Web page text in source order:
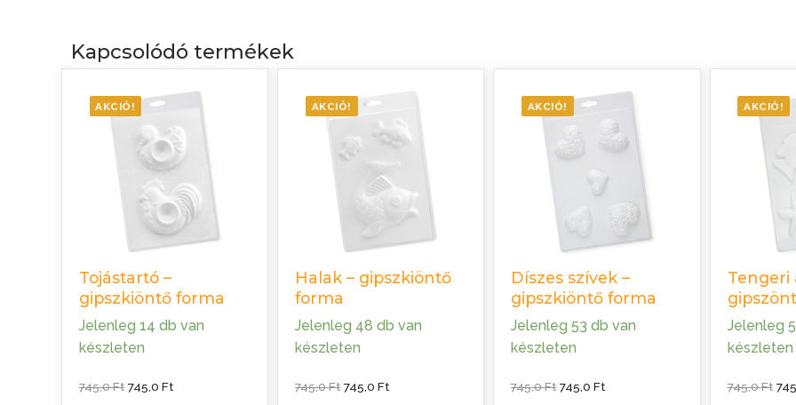
Kapcsolódó termékek
AKCIÓ!
Tojástartó –
gipszkiöntő forma
Jelenleg 14 db van
készleten
745,0Ft Original
price
745,0 FtCurrent
AKCIÓ!
Halak – gipszkiöntő
forma
Jelenleg 48 db van
készleten
745,0Ft Original
price
745,0FtCurrent
AKCIÓ!
Díszes szívek –
gipszkiöntő forma
Jelenleg 53 db van
készleten
745,0Ft Original
price
745,0FtCurrent
AKCIÓ!
Tengeri
Jelenleg
készleten
745,0Ft
price